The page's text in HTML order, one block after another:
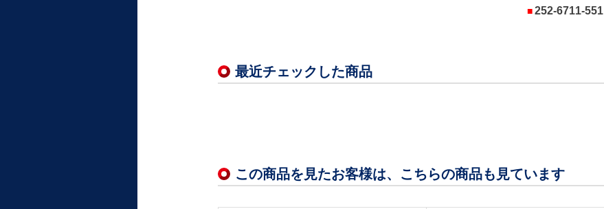
252-6711-551
最近チェックした商品
この商品を見たお客様は、こちらの商品も見ています